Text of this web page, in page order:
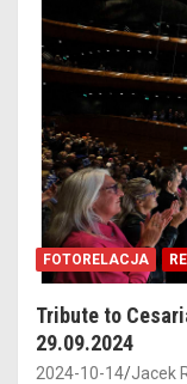
FOTORELACJA
Tribute to
29.09.2024
2024-10-14 Jacek